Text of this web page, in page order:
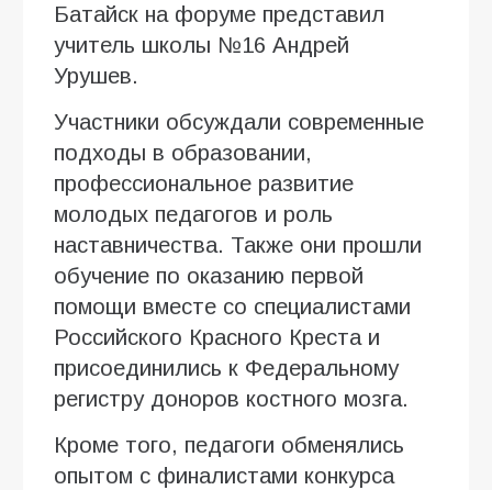
Батайск на форуме представил
учитель школы №16 Андрей
Урушев.
Участники обсуждали современные
подходы в образовании,
профессиональное развитие
молодых педагогов и роль
наставничества. Также они прошли
обучение по оказанию первой
помощи вместе со специалистами
Российского Красного Креста и
присоединились к Федеральному
регистру доноров костного мозга.
Кроме того, педагоги обменялись
опытом с финалистами конкурса